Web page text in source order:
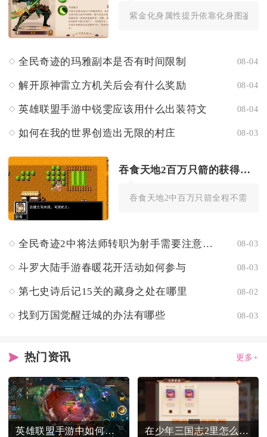
紫金化身属性提升依靠化身图鉴收
全民奇迹的玛雅副本是否有时间限制 08-04
解开原神雷立方机关后会有什么奖励 08-04
英雄联盟手游中锐雯应该用什么出装符文 08-04
如何在我的世界创造出无限的村庄 08-03
吞食天地2百万只箭的获得是否需要付费
吞食天地2中百万只箭全程不需要
全民奇迹2中将法师转职为射手需要注意什么 08-03
斗罗大陆手游春暖花开活动如何参与 08-03
第七史诗后记15关的藏身之处在哪里 08-02
找到万国觉醒迁城的办法有哪些 08-03
热门资讯 更多+
英雄联盟手游中如何优化机器人的操作 在少年三国志2里怎么能够拥有红颜